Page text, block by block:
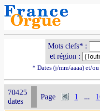
Mots clefs* :
et région :
* Dates (j/mm/aaaa) et/
70425
dates
Page 1 ...